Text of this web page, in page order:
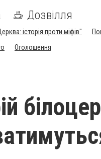
Дозвілля
історія проти міфів"
Оголошення